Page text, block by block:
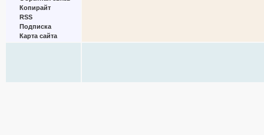
Копирайт
RSS
Подписка
Карта сайта